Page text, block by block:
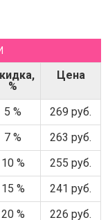
%
Цена
5 %
269 руб.
7 %
263 руб.
10 %
255 руб.
15 %
241 руб.
20 %
226 руб.